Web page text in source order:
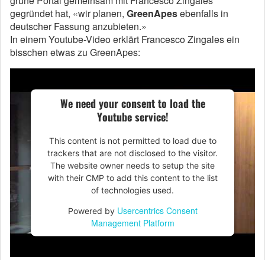
gegründet hat, «wir planen, GreenApesebenfalls in
deutscher Fassung anzubieten.»
In einem Youtube-Video erklärt Francesco Zingales ein
bisschen etwas zu GreenApes:
We need your consent to load the
Youtube service!
This content is not permitted to load due to
trackers that are not disclosed to the visitor.
The website owner needs to setup the site
with their CMP to add this content to the list
of technologies used.
Powered by Usercentrics Consent
Management Platform